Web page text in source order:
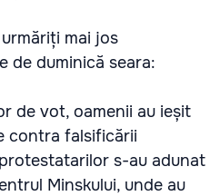
mai jos
de duminică seara:
de vot, oamenii au ieșit
contra falsificării
s-au adunat
Minskului, unde au